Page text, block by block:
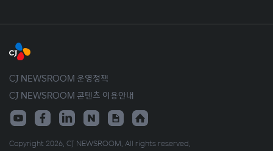
CJ NEWSROOM 운영정책
CJ NEWSROOM 콘텐츠 이용안내
Copyright 2026. CJ NEWSROOM. All rights reserved.